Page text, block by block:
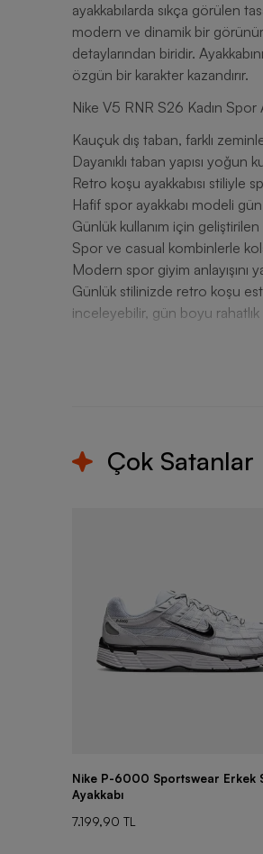
ayakkabılarda sıkça görülen
modern ve dinamik bir
detaylarından biridir.
özgün bir karakter kazandırır.
Nike V5 RNR S26 Kadın
Kauçuk dış taban, farklı
Dayanıklı taban yapısı yoğun
Retro koşu ayakkabısı stiliyle
Hafif spor ayakkabı modeli
Günlük kullanım için
Spor ve casual kombinlerle
Modern spor giyim anlayışını
Günlük stilinizde retro koşu
inceleyebilir, gün boyu
Çok Satanlar
Nike P-6000 Sportswear Erkek
Ayakkabı
7.199,90 TL